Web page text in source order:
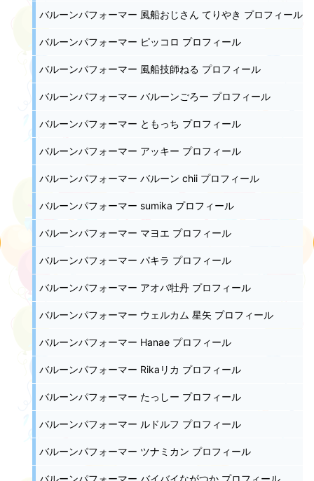
バルーンパフォーマー 風船おじさん てりやき プロフィール
バルーンパフォーマー ピッコロ プロフィール
バルーンパフォーマー 風船技師ねる プロフィール
バルーンパフォーマー バルーンごろー プロフィール
バルーンパフォーマー ともっち プロフィール
バルーンパフォーマー アッキー プロフィール
バルーンパフォーマー バルーン chii プロフィール
バルーンパフォーマー sumika プロフィール
バルーンパフォーマー マヨエ プロフィール
バルーンパフォーマー パキラ プロフィール
バルーンパフォーマー アオバ牡丹 プロフィール
バルーンパフォーマー ウェルカム 星矢 プロフィール
バルーンパフォーマー Hanae プロフィール
バルーンパフォーマー Rikaリカ プロフィール
バルーンパフォーマー たっしー プロフィール
バルーンパフォーマー ルドルフ プロフィール
バルーンパフォーマー ツナミカン プロフィール
バルーンパフォーマー バイバイながつか プロフィール